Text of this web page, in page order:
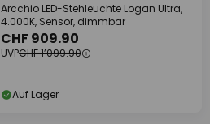
Arcchio LED-Stehleuchte Logan Ultra,
4.000K, Sensor, dimmbar
CHF 909.90
UVPCHF 1’099.90
Auf Lager